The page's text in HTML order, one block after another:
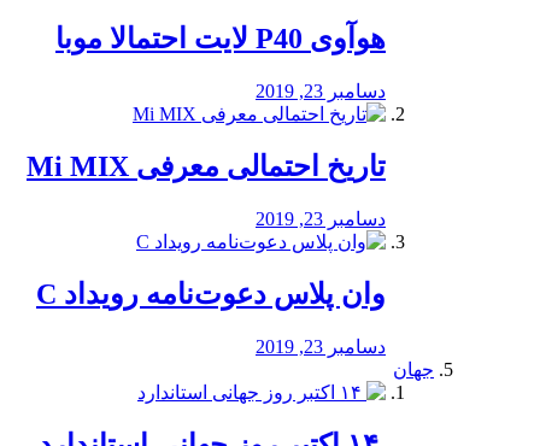
هوآوی P40 لایت احتمالا موبا
دسامبر 23, 2019
تاریخ احتمالی معرفی Mi MIX
دسامبر 23, 2019
وان پلاس دعوت‌نامه رویداد C
دسامبر 23, 2019
جهان